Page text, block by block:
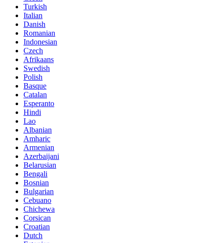
Turkish
Italian
Danish
Romanian
Indonesian
Czech
Afrikaans
Swedish
Polish
Basque
Catalan
Esperanto
Hindi
Lao
Albanian
Amharic
Armenian
Azerbaijani
Belarusian
Bengali
Bosnian
Bulgarian
Cebuano
Chichewa
Corsican
Croatian
Dutch